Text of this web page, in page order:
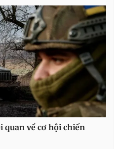
quan về cơ hội chiến